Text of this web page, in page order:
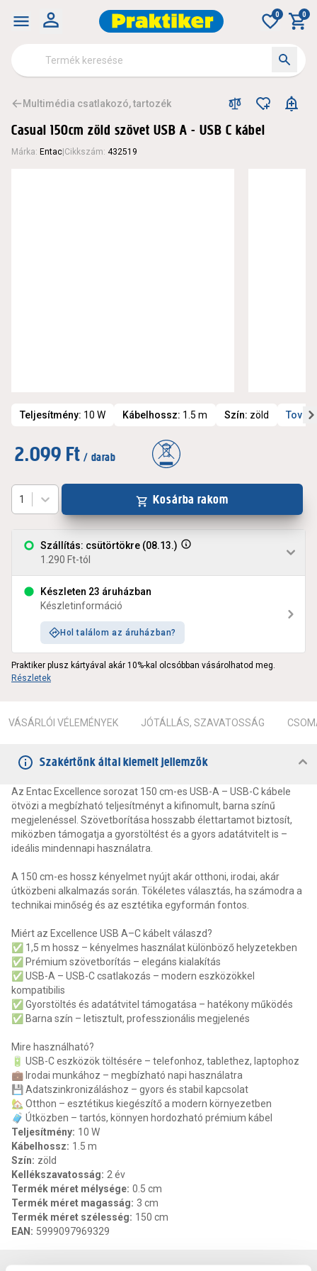
0 0
Multimédia csatlakozó, tartozék
Casual 150cm zöld szövet USB A - USB C kábel
Márka: Entac Cikkszám: 432519
Teljesítmény: 10 W Kábelhossz: 1.5 m Szín: zöld
2.099 Ft / darab
Szállítás: csütörtökre (08.13.)
1.290 Ft-tól
Készleten 23 áruházban
Készletinformáció
Hol találom az áruházban?
1 Kosárba rakom
Praktiker plusz kártyával akár 10%-kal olcsóbban vásárolhatod meg.
Részletek
VÁSÁRLÓI VÉLEMÉNYEK JÓTÁLLÁS, SZAVATOSSÁG
Szakértőnk által kiemelt jellemzők
Az Entac Excellence sorozat 150 cm-es USB-A – USB-C kábele
ötvözi a megbízható teljesítményt a kifinomult, barna színű
megjelenéssel. Szövetborítása hosszabb élettartamot biztosít,
miközben támogatja a gyorstöltést és a gyors adatátvitelt is –
ideális mindennapi használatra.
A 150 cm-es hossz kényelmet nyújt akár otthoni, irodai, akár
útközbeni alkalmazás során. Tökéletes választás, ha számodra a
technikai minőség és az esztétika egyformán fontos.
Miért az Excellence USB A–C kábelt válaszd?
✅ 1,5 m hossz – kényelmes használat különböző helyzetekben
✅ Prémium szövetborítás – elegáns kialakítás
✅ USB-A – USB-C csatlakozás – modern eszközökkel
kompatibilis
✅ Gyorstöltés és adatátvitel támogatása – hatékony működés
✅ Barna szín – letisztult, professzionális megjelenés
Mire használható?
🔋 USB-C eszközök töltésére – telefonhoz, tablethez, laptophoz
💼 Irodai munkához – megbízható napi használatra
💾 Adatszinkronizáláshoz – gyors és stabil kapcsolat
🏡 Otthon – esztétikus kiegészítő a modern környezetben
🧳 Útközben – tartós, könnyen hordozható prémium kábel
Teljesítmény: 10 W
Kábelhossz: 1.5 m
Szín: zöld
Kellékszavatosság: 2 év
Termék méret mélysége: 0.5 cm
Termék méret magasság: 3 cm
Termék méret szélesség: 150 cm
EAN : 5999097969329